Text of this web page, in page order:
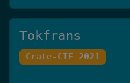
Tokfrans
Crate-CTF 2021